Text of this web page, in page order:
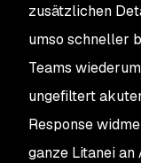
zusätzlichen
umso schneller
Teams
ungefiltert
Response
ganze Litanei